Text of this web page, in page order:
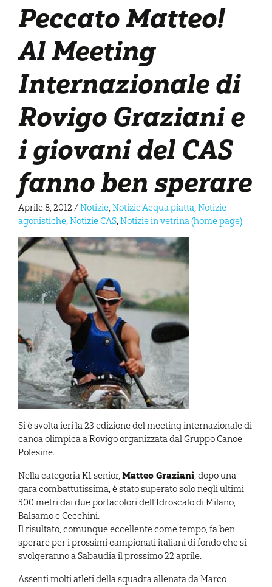
Peccato Matteo!
Al Meeting
Internazionale di
Rovigo Graziani e
i giovani del CAS
fanno ben sperare
Aprile 8, 2012 /Notizie,Notizie Acqua piatta,Notizie
agonistiche,Notizie CAS,Notizie in vetrina (home page)
Si è svolta ieri la 23 edizione del meeting internazionale di
canoa olimpica a Rovigo organizzata dal Gruppo Canoe
Polesine.
Nella categoria K1 senior,Matteo Graziani, dopo una
gara combattutissima, è stato superato solo negli ultimi
500 metri dai due portacolori dell’Idroscalo di Milano,
Balsamo e Cecchini.
Il risultato, comunque eccellente come tempo, fa ben
sperare per i prossimi campionati italiani di fondo che si
svolgeranno a Sabaudia il prossimo 22 aprile.
Assenti molti atleti della squadra allenata da Marco